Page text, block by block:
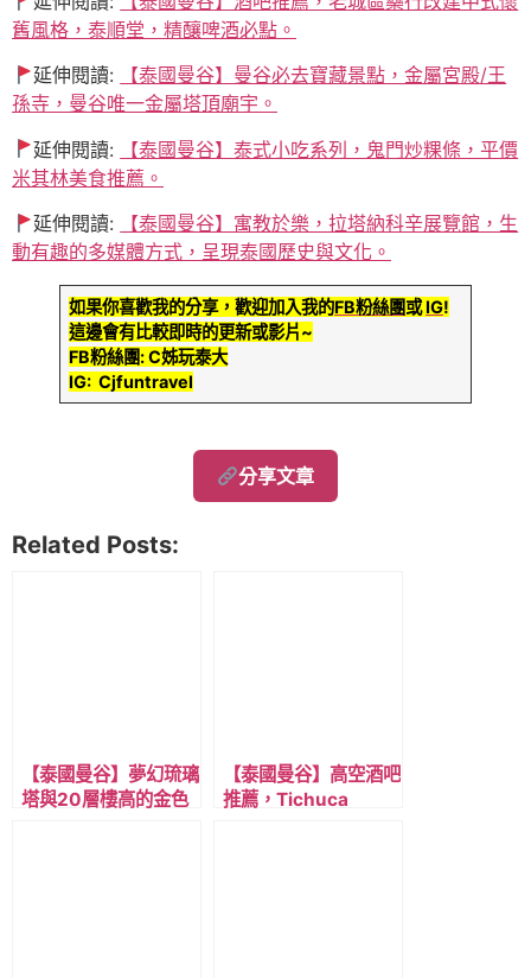
舊風格，泰順堂，精釀啤酒必點。
延伸閱讀:
【泰國曼谷】曼谷必去寶藏景點，金屬宮殿/王
孫寺，曼谷唯一金屬塔頂廟宇。
延伸閱讀:
【泰國曼谷】泰式小吃系列，鬼門炒粿條，平價
米其林美食推薦。
延伸閱讀:
【泰國曼谷】寓教於樂，拉塔納科辛展覽館，生
動有趣的多媒體方式，呈現泰國歷史與文化。
如果你喜歡我的分享，歡迎加入我的FB粉絲團或IG!
這邊會有比較即時的更新或影片~
FB粉絲團: C姊玩泰大
IG: Cjfuntravel
分享文章
Related Posts:
【泰國曼谷】夢幻琉璃
塔與20層樓高的金色
【泰國曼谷】高空酒吧
推薦，Tichuca